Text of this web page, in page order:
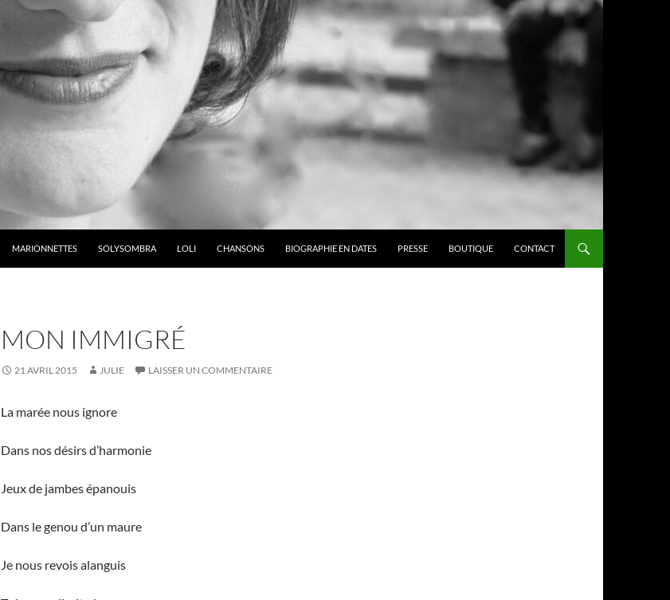
MARIONNETTES SOLYSOMBRA LOLI CHANSONS BIOGRAPHIE EN DATES PRESSE BOUTIQUE CONTACT
MON IMMIGRÉ
21 AVRIL 2015 JULIE LAISSER UN COMMENTAIRE
La marée nous ignore
Dans nos désirs d’harmonie
Jeux de jambes épanouis
Dans le genou d’un maure
Je nous revois alanguis